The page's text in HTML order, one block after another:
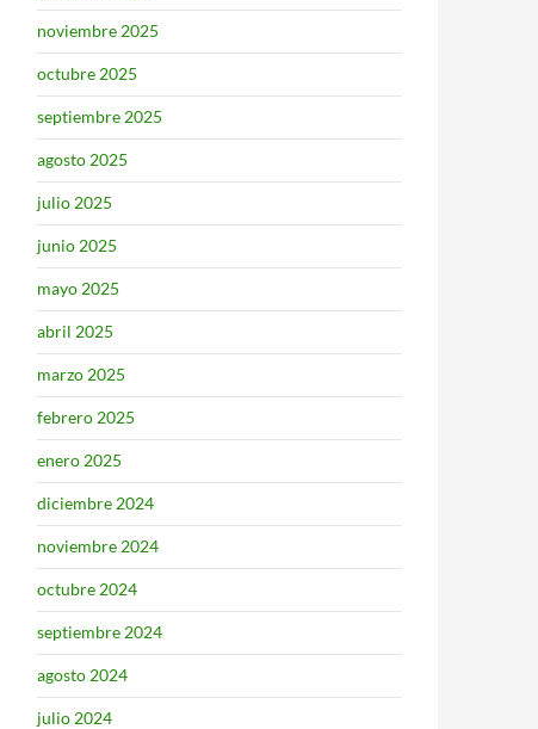
noviembre 2025
octubre 2025
septiembre 2025
agosto 2025
julio 2025
junio 2025
mayo 2025
abril 2025
marzo 2025
febrero 2025
enero 2025
diciembre 2024
noviembre 2024
octubre 2024
septiembre 2024
agosto 2024
julio 2024